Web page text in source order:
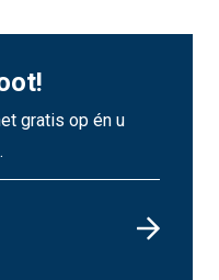
gratis op én u